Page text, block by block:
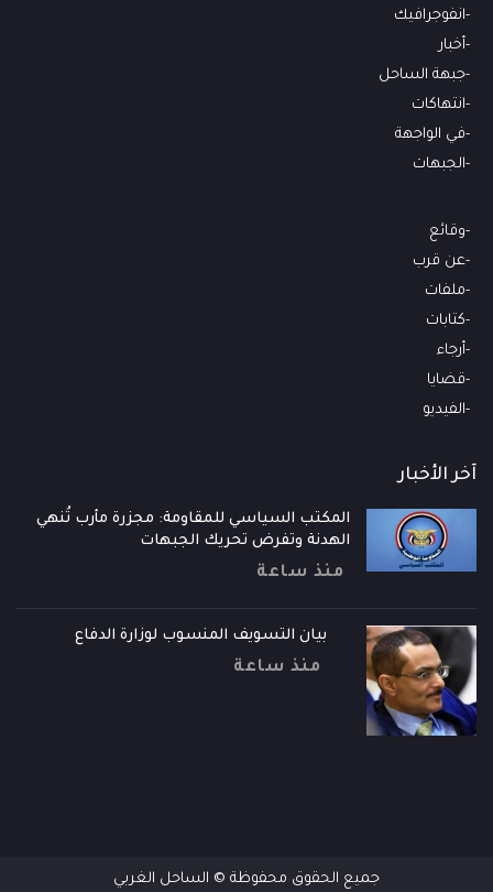
انفوجرافيك
أخبار
جبهة الساحل
انتهاكات
في الواجهة
الجبهات
وقائع
عن قرب
ملفات
كتابات
أرجاء
قضايا
الفيديو
آخر الأخبار
المكتب السياسي للمقاومة: مجزرة مأرب تُنهي
الهدنة وتفرض تحريك الجبهات
منذ ساعة
بيان التسويف المنسوب لوزارة الدفاع
منذ ساعة
جميع الحقوق محفوظة © الساحل الغربي